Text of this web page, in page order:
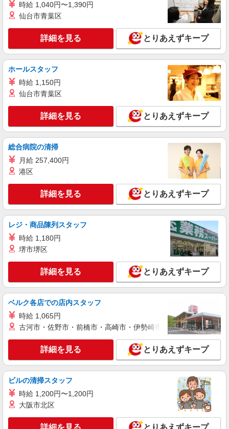
東京都世田谷区砧1-2-16
キープ 詳細を見る
アルバイト パート
カウンター・キッチンスタッフ ＜優先募集日
時＞平日（月〜金） フルタイム
東京都世田谷区太子堂4-23-15
キープ 詳細を見る
アルバイト
ケンタッキーフライドチキン 上野毛
時給1300円
東京都世田谷区東京都世田谷区上野毛1-239-1
キープ 詳細を見る
アルバイト パート
リータンタンカフェ 経堂コルティ店
中華カフェのキッチンスタッフ（ディナー帯）
時給1,300円以上＋交通費規定内支給 ◆昇給あ
り ※研修中は1,250円
Lee Tan Tan Cafe 経堂コルティ店 東京都世
田谷区経堂2-1-33 経堂コルティ4F
キープ 詳細を見る
リータンタンカフェ 経堂コルティ店
中華カフェのキッチンスタッフ（ランチ帯）
時給1,300円以上＋交通費規定内支給 ◆昇給あ
Lee Tan Tan Cafe 経堂コルティ店 東京都世
時給 1,040円〜1,390円
仙台市青葉区
詳細を見る とりあえずキープ
ホールスタッフ
時給 1,150円
仙台市青葉区
詳細を見る とりあえずキープ
総合病院の清掃
月給 257,400円
港区
詳細を見る とりあえずキープ
レジ・商品陳列スタッフ
時給 1,180円
堺市堺区
詳細を見る とりあえずキープ
ベルク各店での店内スタッフ
時給 1,065円
古河市・佐野市・前橋市・高崎市・伊勢崎市・太田市・館林市
詳細を見る とりあえずキープ
ビルの清掃スタッフ
時給 1,200円〜1,200円
大阪市北区
詳細を見る とりあえずキープ